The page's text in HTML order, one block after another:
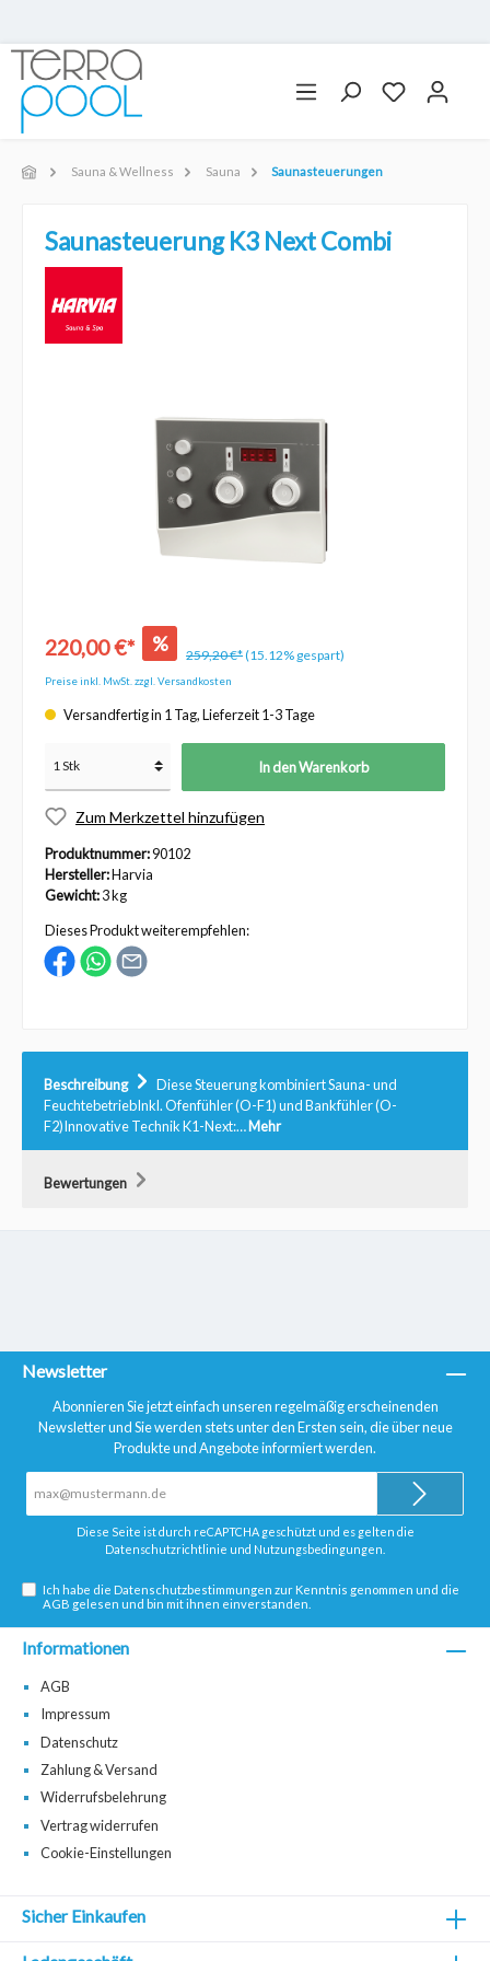
Sauna & Wellness Sauna Saunasteuerungen
Saunasteuerung K3 Next Combi
220,00 €* % 259,20 €*(15.12% gespart)
Preise inkl. MwSt. zzgl. Versandkosten
Versandfertig in 1 Tag, Lieferzeit 1-3 Tage
In den Warenkorb
Zum Merkzettel hinzufügen
Produktnummer:90102
Hersteller:Harvia
Gewicht:3 kg
Dieses Produkt weiterempfehlen:
Beschreibung
Diese Steuerung kombiniert Sauna- und
FeuchtebetriebInkl. Ofenfühler (O-F1) und Bankfühler (O-
F2)Innovative Technik K1-Next:…Mehr
Bewertungen
Newsletter
Abonnieren Sie jetzt einfach unseren regelmäßig erscheinenden
Newsletter und Sie werden stets unter den Ersten sein, die über neue
Produkte und Angebote informiert werden.
Adresse*
Diese Seite ist durch reCAPTCHA geschützt und es gelten die
Datenschutzrichtlinie und Nutzungsbedingungen
Ich habe dieDatenschutzbestimmungen zur Kenntnis genommen und die
AGB gelesen und bin mit ihnen einverstanden.
Informationen
AGB
Impressum
Datenschutz
Zahlung & Versand
Widerrufsbelehrung
Vertrag widerrufen
Cookie-Einstellungen
Sicher Einkaufen